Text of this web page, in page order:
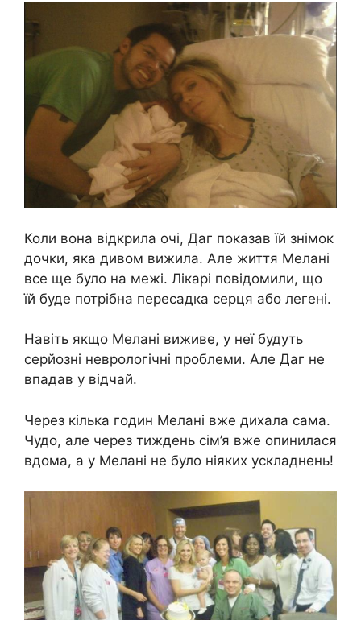
Коли вона відкрила очі, Даг показав їй знімок
дочки, яка дивом вижила. Але життя Мелані
все ще було на межі. Лікарі повідомили, що
їй буде потрібна пересадка серця або легені.
Навіть якщо Мелані виживе, у неї будуть
серйозні неврологічні проблеми. Але Даг не
впадав у відчай.
Через кілька годин Мелані вже дихала сама.
Чудо, але через тиждень сім’я вже опинилася
вдома, а у Мелані не було ніяких ускладнень!